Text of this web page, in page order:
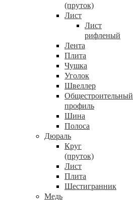
(пруток)
Лист
Лист
рифленый
Лента
Плита
Чушка
Уголок
Швеллер
Общестроительный
профиль
Шина
Полоса
Дюраль
Круг
(пруток)
Лист
Плита
Шестигранник
Медь